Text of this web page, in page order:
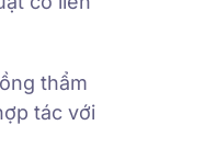
thẩm
tác với